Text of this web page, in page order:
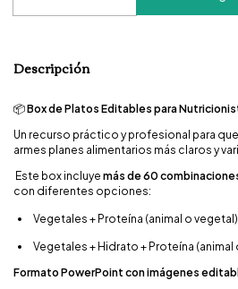
Descripción
📦Box de Platos Editables para
Un recurso práctico y profesional para
armes planes alimentarios más claros y
Este box incluye más de 60
con diferentes opciones:
Vegetales + Proteína (animal o vegetal)
Vegetales + Hidrato + Proteína (animal
Formato PowerPoint con imágenes